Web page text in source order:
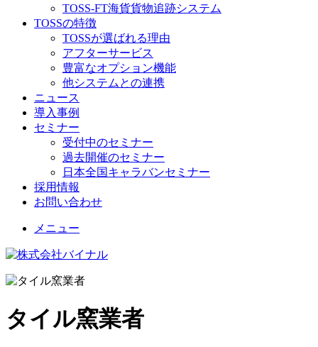
TOSS-FT海貨貨物追跡システム
TOSSの特徴
TOSSが選ばれる理由
アフターサービス
豊富なオプション機能
他システムとの連携
ニュース
導入事例
セミナー
受付中のセミナー
過去開催のセミナー
日本全国キャラバンセミナー
採用情報
お問い合わせ
メニュー
タイル窯業者